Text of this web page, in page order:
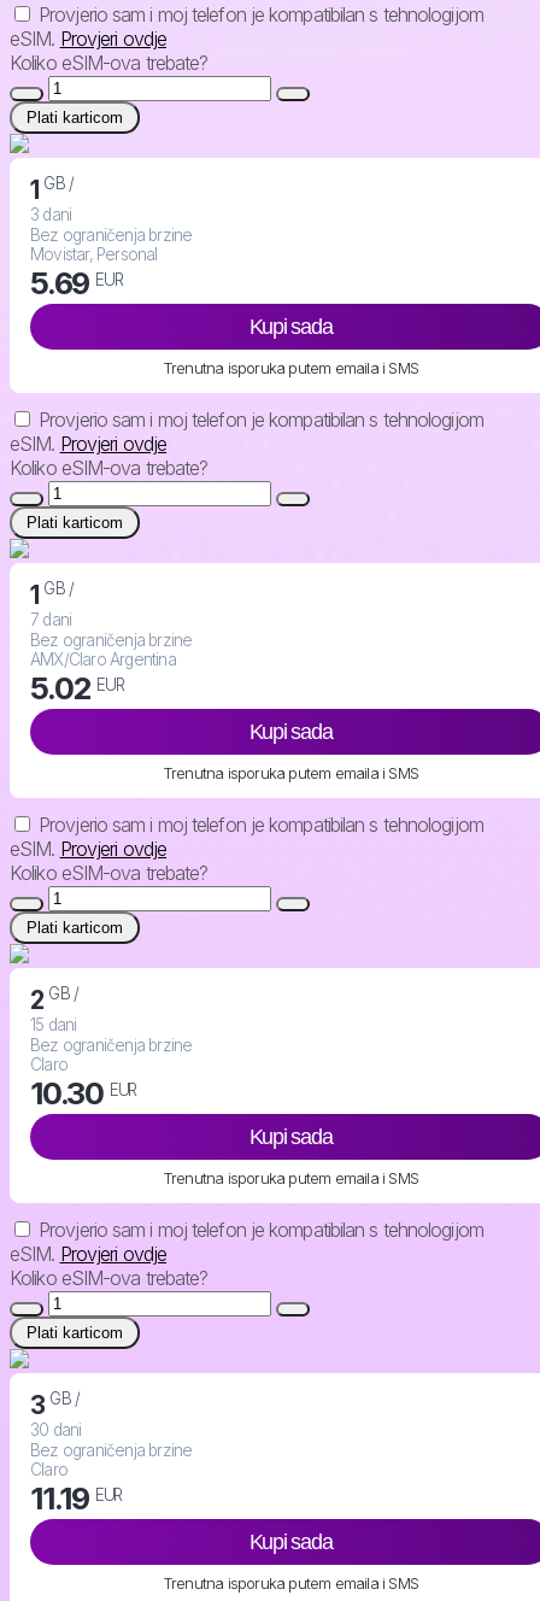
Provjerio sam i moj telefon je kompatibilan s tehnologijom
eSIM. Provjeri ovdje
Koliko eSIM-ova trebate?
Plati karticom
1 GB /
3 dani
Bez ograničenja brzine
Movistar, Personal
5.69 EUR
Kupi sada
Trenutna isporuka putem emaila i SMS
Provjerio sam i moj telefon je kompatibilan s tehnologijom
eSIM. Provjeri ovdje
Koliko eSIM-ova trebate?
Plati karticom
1 GB /
7 dani
Bez ograničenja brzine
AMX/Claro Argentina
5.02 EUR
Kupi sada
Trenutna isporuka putem emaila i SMS
Provjerio sam i moj telefon je kompatibilan s tehnologijom
eSIM. Provjeri ovdje
Koliko eSIM-ova trebate?
Plati karticom
2 GB /
15 dani
Bez ograničenja brzine
Claro
10.30 EUR
Kupi sada
Trenutna isporuka putem emaila i SMS
Provjerio sam i moj telefon je kompatibilan s tehnologijom
eSIM. Provjeri ovdje
Koliko eSIM-ova trebate?
Plati karticom
3 GB /
30 dani
Bez ograničenja brzine
Claro
11.19 EUR
Kupi sada
Trenutna isporuka putem emaila i SMS